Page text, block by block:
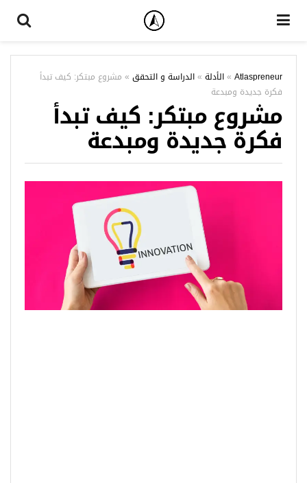
Atlaspreneur
»الأدلة »الدراسة و التحقق » مشروع مبتكر: كيف تبدأ
فكرة جديدة ومبدعة
مشروع مبتكر: كيف تبدأ
فكرة جديدة ومبدعة